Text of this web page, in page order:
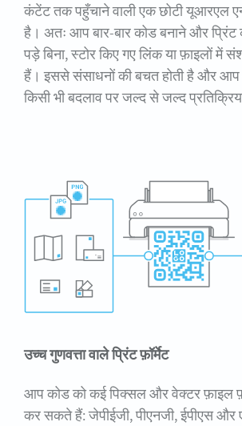
कंटेंट तक पहुँचाने वाली एक छोटी यूआरएल
है। अतः आप बार-बार कोड बनाने और
पड़े बिना, स्टोर किए गए लिंक या फ़ाइलों में
हैं। इससे संसाधनों की बचत होती है और आप
किसी भी बदलाव पर जल्द से जल्द
उच्च गुणवत्ता वाले प्रिंट फ़ॉर्मेट
आप कोड को कई पिक्सल और वेक्टर फ़ाइल
कर सकते हैं: जेपीईजी, पीएनजी, ईपीएस और